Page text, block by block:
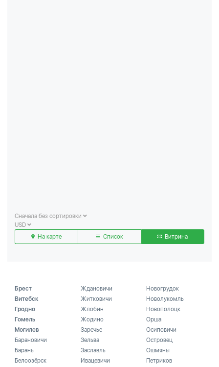
Сначала без сортировки
USD
На карте
Список Витрина
Брест
Витебск
Гродно
Гомель
Могилев
Барановичи
Барань
Белоозёрск
Ждановичи
Житковичи
Жлобин
Жодино
Заречье
Зельва
Заславль
Ивацевичи
Новогрудок
Новолукомль
Новополоцк
Орша
Осиповичи
Островец
Ошмяны
Петриков